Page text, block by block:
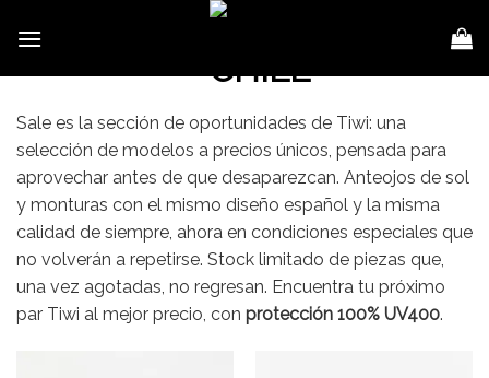
Sale es la sección de oportunidades de Tiwi: una
selección de modelos a precios únicos, pensada para
aprovechar antes de que desaparezcan. Anteojos de sol
y monturas con el mismo diseño español y la misma
calidad de siempre, ahora en condiciones especiales que
no volverán a repetirse. Stock limitado de piezas que,
una vez agotadas, no regresan. Encuentra tu próximo
par Tiwi al mejor precio, con protección 100% UV400.